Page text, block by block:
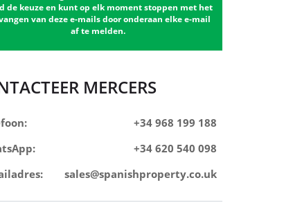
de keuze en kunt op elk moment stoppen met het
van deze e-mails door onderaan elke e-mail
af te melden.
MERCERS
+34 968 199 188
+34 620 540 098
sales@spanishproperty.co.uk